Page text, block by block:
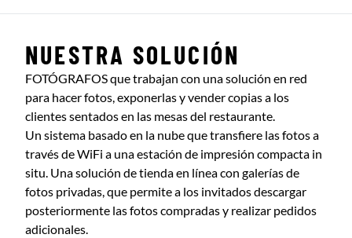
NUESTRA SOLUCIÓN
FOTÓGRAFOS que trabajan con una solución en red
para hacer fotos, exponerlas y vender copias a los
clientes sentados en las mesas del restaurante.
Un sistema basado en la nube que transfiere las fotos a
través de WiFi a una estación de impresión compacta in
situ. Una solución de tienda en línea con galerías de
fotos privadas, que permite a los invitados descargar
posteriormente las fotos compradas y realizar pedidos
adicionales.